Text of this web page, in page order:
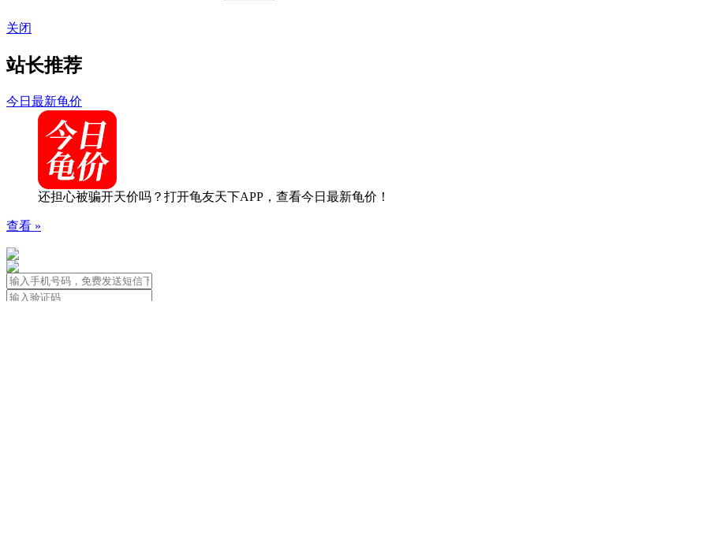
关闭
站长推荐
今日最新龟价
还担心被骗开天价吗？打开龟友天下APP，查看今日最新龟价！
查看 »